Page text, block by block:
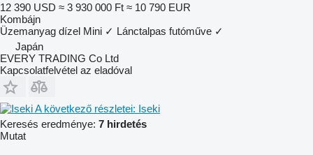
12 390 USD ≈ 3 930 000 Ft ≈ 10 790 EUR
Kombájn
Üzemanyag dízel Mini ✓ Lánctalpas futóműve ✓
Japán
EVERY TRADING Co Ltd
Kapcsolatfelvétel az eladóval
A következő részletei: Iseki
Keresés eredménye: 7 hirdetés
Mutat